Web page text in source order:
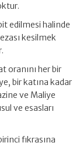
edilmesi halinde
kesilmek
oranını her bir
bir katına kadar
ve Maliye
ve esasları
fıkrasına